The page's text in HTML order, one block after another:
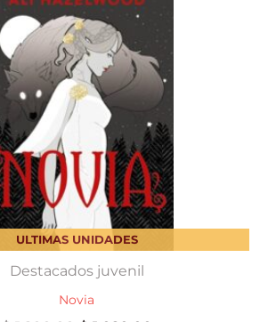
ULTIMAS UNIDADES
Destacados juvenil
Novia